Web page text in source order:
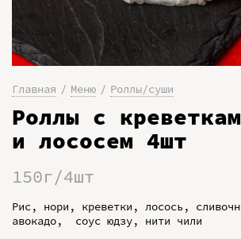
Главная Меню Роллы/суши
Роллы с
и лососем 4шт
150г/4шт
Рис, нори, креветки, лосось,
авокадо, соус юдзу, нити чили